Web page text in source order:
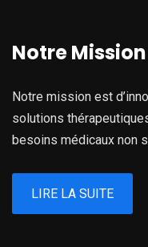
Notre Mission
Notre mission est
solutions
besoins médicaux non
LIRE LA SUITE